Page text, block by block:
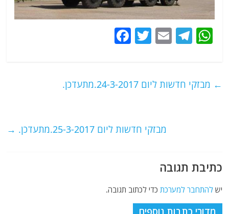
W
s
T
g
E
l
T
er
e
o
← מבזקי חדשות ליום 24-3-2017.מתעדכן.
מבזקי חדשות ליום 25-3-2017.מתעדכן. →
כתיבת תגובה
ישלהתחבר למערכת כדי לכתוב תגובה.
מדורי כתבות נוספים